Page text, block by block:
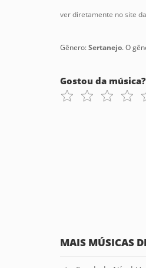
ver diretamente no site da
Gênero:Sertanejo. O
Gostou da música?
MAIS MÚSICAS